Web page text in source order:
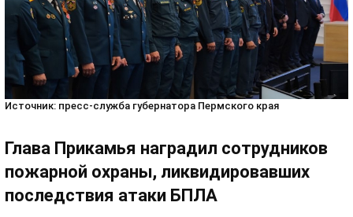
Источник: пресс-служба губернатора Пермского края
Глава Прикамья наградил сотрудников
пожарной охраны, ликвидировавших
последствия атаки БПЛА